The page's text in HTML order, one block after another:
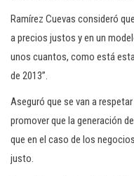
Ramírez Cuevas consideró
a precios justos y en un
unos cuantos, como está
de 2013”.
Aseguró que se van a
promover que la generación
que en el caso de los
justo.